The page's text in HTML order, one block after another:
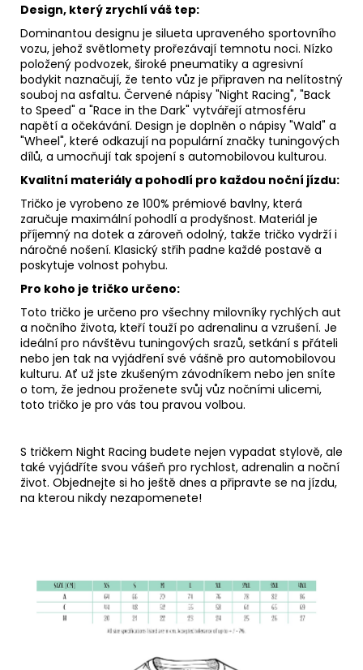
Design, který zrychlí váš tep:
Dominantou designu je silueta upraveného sportovního
vozu, jehož světlomety prořezávají temnotu noci. Nízko
položený podvozek, široké pneumatiky a agresivní
bodykit naznačují, že tento vůz je připraven na nelítostný
souboj na asfaltu. Červené nápisy "Night Racing", "Back
to Speed" a "Race in the Dark" vytvářejí atmosféru
napětí a očekávání. Design je doplněn o nápisy "Wald" a
"Wheel", které odkazují na populární značky tuningových
dílů, a umocňují tak spojení s automobilovou kulturou.
Kvalitní materiály a pohodlí pro každou noční jízdu:
Tričko je vyrobeno ze 100% prémiové bavlny, která
zaručuje maximální pohodlí a prodyšnost. Materiál je
příjemný na dotek a zároveň odolný, takže tričko vydrží i
náročné nošení. Klasický střih padne každé postavě a
poskytuje volnost pohybu.
Pro koho je tričko určeno:
Toto tričko je určeno pro všechny milovníky rychlých aut
a nočního života, kteří touží po adrenalinu a vzrušení. Je
ideální pro návštěvu tuningových srazů, setkání s přáteli
nebo jen tak na vyjádření své vášně pro automobilovou
kulturu. Ať už jste zkušeným závodníkem nebo jen sníte
o tom, že jednou proženete svůj vůz nočními ulicemi,
toto tričko je pro vás tou pravou volbou.
S tričkem Night Racing budete nejen vypadat stylově, ale
také vyjádříte svou vášeň pro rychlost, adrenalin a noční
život. Objednejte si ho ještě dnes a připravte se na jízdu,
na kterou nikdy nezapomenete!